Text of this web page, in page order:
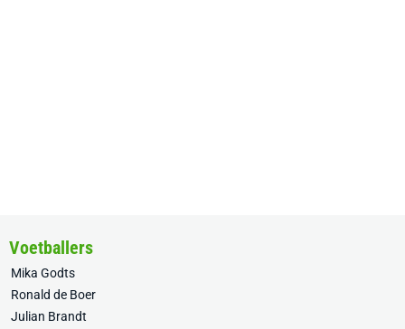
Voetballers
Mika Godts
Ronald de Boer
Julian Brandt